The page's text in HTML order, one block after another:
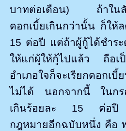
บาทต่อเดือน) ถ้าในสั
ดอกเบี้ยเกินกว่านั้น ก็ให้
15 ต่อปี แต่ถ้าผู้กู้ได้ชำระ
ให้แก่ผู้ให้กู้ไปแล้ว ถือเ
อำเภอใจก็จะเรียกดอกเ
ไม่ได้ นอกจากนี้ ในกร
เกินร้อยละ 15 ต่อปี
กฎหมายอีกฉบับหนึ่ง คือ